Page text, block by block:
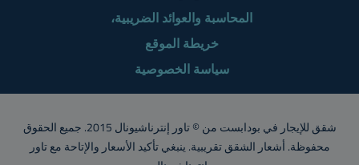
المحاسبة والعوائد الضريبية،
خريطة الموقع
سياسة الخصوصية
شقق للإيجار في بودابست من © تاور إنترناشيونال 2015. جميع الحقوق
محفوظة. أشعار الشقق تقريبية. ينبغي تأكيد الأسعار والإتاحة مع تاور